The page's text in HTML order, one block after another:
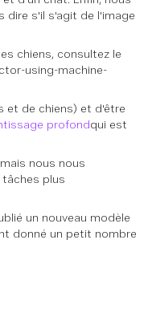
dire s'il s'agit de l'image
chiens, consultez le
using-machine-
et de chiens) et d'être
profondqui est
nous nous
plus
un nouveau modèle
donné un petit nombre